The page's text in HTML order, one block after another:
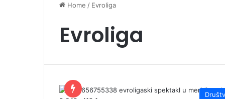
Home / Evroliga
Evroliga